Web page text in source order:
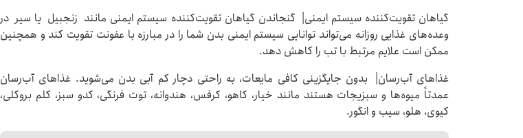
گیاهان تقویت‌کننده سیستم ایمنی| گنجاندن گیاهان تقویت‌کننده سیستم ایمنی مانند زنجبیل یا سیر در
وعده‌های غذایی روزانه می‌تواند توانایی سیستم ایمنی بدن شما را در مبارزه با عفونت تقویت کند و همچنین
ممکن است علایم مرتبط با تب را کاهش دهد.
غذاهای آب‌رسان| بدون جایگزینی کافی مایعات، به راحتی دچار کم آبی بدن می‌شوید. غذاهای آب‌رسان
عمدتاً میوه‌ها و سبزیجات هستند مانند خیار، کاهو، کرفس، هندوانه، توت فرنگی، کدو سبز، کلم بروکلی،
کیوی، هلو، سیب و انگور.